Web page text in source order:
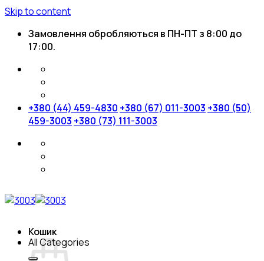
Skip to content
Замовлення обробляються в ПН-ПТ з 8:00 до
17:00.
+380 (44) 459-4830 +380 (67) 011-3003 +380 (50)
459-3003 +380 (73) 111-3003
Кошик
All Categories